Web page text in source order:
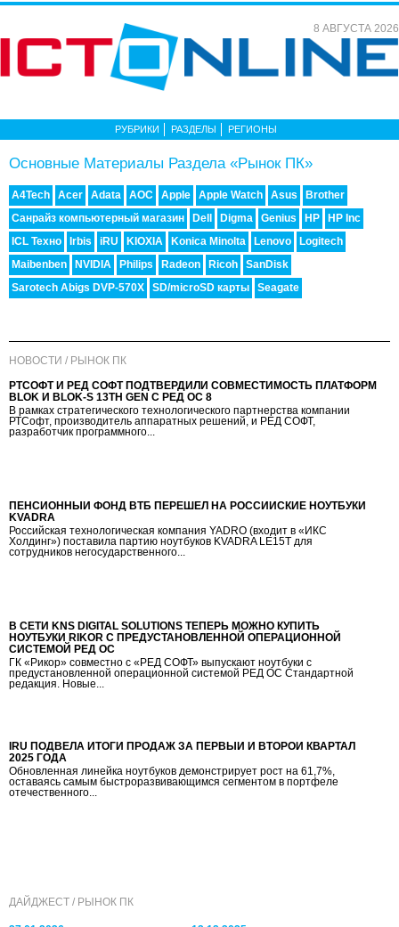
8 АВГУСТА 2026
РУБРИКИ РАЗДЕЛЫ РЕГИОНЫ
Основные Материалы Раздела «Рынок ПК»
A4Tech Acer Adata AOC Apple Apple Watch Asus
Brother
Cанрайз компьютерный магазин
Dell Digma Genius HP
HP Inc
ICL Техно
Irbis iRU KIOXIA Konica Minolta Lenovo
Logitech
Maibenben
NVIDIA Philips Radeon Ricoh
SanDisk
Sarotech Abigs DVP-570X
SD/microSD карты Seagate
НОВОСТИ / РЫНОК ПК
РТСОФТ И РЕД СОФТ ПОДТВЕРДИЛИ СОВМЕСТИМОСТЬ ПЛАТФОРМ
BLOK И BLOK-S 13TH GEN С РЕД ОС 8
В рамках стратегического технологического партнерства компании
РТСофт, производитель аппаратных решений, и РЕД СОФТ,
разработчик программного...
ПЕНСИОННЫЙ ФОНД ВТБ ПЕРЕШЕЛ НА РОССИЙСКИЕ НОУТБУКИ
KVADRA
Российская технологическая компания YADRO (входит в «ИКС
Холдинг») поставила партию ноутбуков KVADRA LE15T для
сотрудников негосударственного...
В СЕТИ KNS DIGITAL SOLUTIONS ТЕПЕРЬ МОЖНО КУПИТЬ
НОУТБУКИ RIKOR С ПРЕДУСТАНОВЛЕННОЙ ОПЕРАЦИОННОЙ
СИСТЕМОЙ РЕД ОС
ГК «Рикор» совместно с «РЕД СОФТ» выпускают ноутбуки с
предустановленной операционной системой РЕД ОС Стандартной
редакция. Новые...
IRU ПОДВЕЛА ИТОГИ ПРОДАЖ ЗА ПЕРВЫЙ И ВТОРОЙ КВАРТАЛ
2025 ГОДА
Обновленная линейка ноутбуков демонстрирует рост на 61,7%,
оставаясь самым быстроразвивающимся сегментом в портфеле
отечественного...
ДАЙДЖЕСТ / РЫНОК ПК